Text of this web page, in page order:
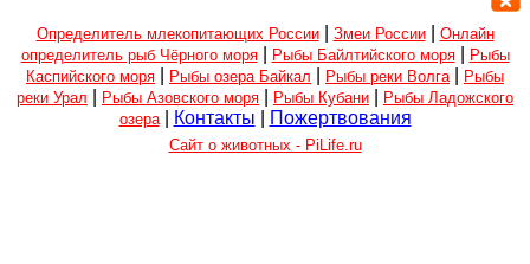
Определитель млекопитающих России| Змеи России| Онлайн
определитель рыб Чёрного моря| Рыбы Байлтийского моря|
Рыбы
Каспийского моря
Рыбы озера Байкал Рыбы реки Волга
Рыбы
реки Урал
Рыбы Азовского моря Рыбы Кубани
Рыбы Ладожского
озера| Контакты Пожертвования
Сайт о животных - PiLife.ru